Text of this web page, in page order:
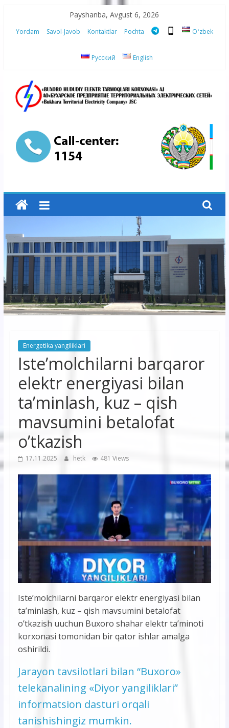
content
Payshanba, Avgust 6, 2026
Yordam Savol-Javob Kontaktlar Pochta Oʻzbek
Русский English
“Buxoro
hududiy
elektr
tarmoqlari
korxonasi”
AJ
“Buxoro
hududiy
korxonasi”
Energetika yangiliklari
Iste’molchilarni barqaror
elektr energiyasi bilan
ta’minlash, kuz – qish
mavsumini betalofat
o’tkazish
17.11.2025 hetk 481 Views
Iste’molchilarni barqaror elektr energiyasi bilan
ta’minlash, kuz – qish mavsumini betalofat
o’tkazish uuchun Buxoro shahar elektr ta’minoti
korxonasi tomonidan bir qator ishlar amalga
oshirildi.
Jarayon tavsilotlari bilan “Buxoro»
telekanalining «Diyor yangiliklari”
informatsion dasturi orqali
tanishishingiz mumkin.